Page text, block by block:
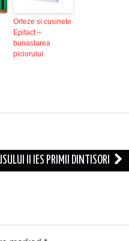
Orteze si cusinete
Epitact –
bunastarea
piciorului
II IES PRIMII DINTISORI